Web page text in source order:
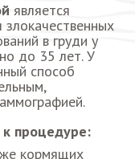
является
в груди у
до 35 лет. У
способ
процедуре:
кормящих